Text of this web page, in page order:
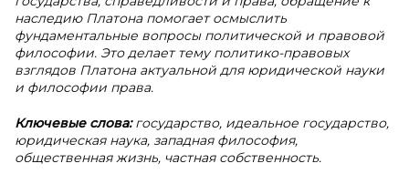
наследию Платона помогает осмыслить
фундаментальные вопросы политической и правовой
философии. Это делает тему политико-правовых
взглядов Платона актуальной для юридической науки
и философии права.
Ключевые слова:государство, идеальное государство,
юридическая наука, западная философия,
общественная жизнь, частная собственность.